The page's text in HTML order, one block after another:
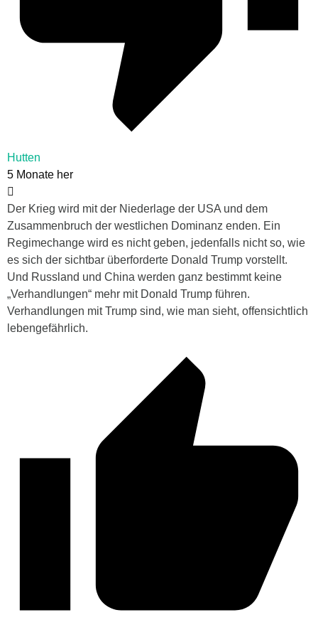
Hutten
5 Monate her
Der Krieg wird mit der Niederlage der USA und dem
Zusammenbruch der westlichen Dominanz enden. Ein
Regimechange wird es nicht geben, jedenfalls nicht so, wie
es sich der sichtbar überforderte Donald Trump vorstellt.
Und Russland und China werden ganz bestimmt keine
„Verhandlungen“ mehr mit Donald Trump führen.
Verhandlungen mit Trump sind, wie man sieht, offensichtlich
lebengefährlich.